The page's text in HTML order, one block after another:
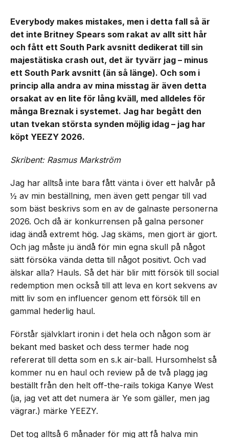
Everybody makes mistakes, men i detta fall så är
det inte Britney Spears som rakat av allt sitt hår
och fått ett South Park avsnitt dedikerat till sin
majestätiska crash out, det är tyvärr jag – minus
ett South Park avsnitt (än så länge). Och som i
princip alla andra av mina misstag är även detta
orsakat av en lite för lång kväll, med alldeles för
många Breznak i systemet. Jag har begått den
utan tvekan största synden möjlig idag – jag har
köpt YEEZY 2026.
Skribent: Rasmus Markström
Jag har alltså inte bara fått vänta i över ett halvår på
½ av min beställning, men även gett pengar till vad
som bäst beskrivs som en av de galnaste personerna
2026. Och då är konkurrensen på galna personer
idag ändå extremt hög. Jag skäms, men gjort är gjort.
Och jag måste ju ändå för min egna skull på något
sätt försöka vända detta till något positivt. Och vad
älskar alla? Hauls. Så det här blir mitt försök till social
redemption men också till att leva en kort sekvens av
mitt liv som en influencer genom ett försök till en
gammal hederlig haul.
Förstår självklart ironin i det hela och någon som är
bekant med basket och dess termer hade nog
refererat till detta som en s.k air-ball. Hursomhelst så
kommer nu en haul och review på de två plagg jag
beställt från den helt off-the-rails tokiga Kanye West
(ja, jag vet att det numera är Ye som gäller, men jag
vägrar.) märke YEEZY.
Det tog alltså 6 månader för mig att få halva min